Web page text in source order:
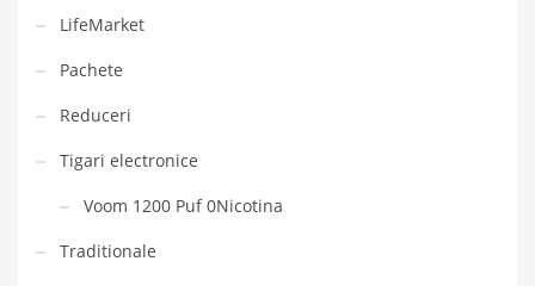
LifeMarket
Pachete
Reduceri
Tigari electronice
Voom 1200 Puf 0Nicotina
Traditionale